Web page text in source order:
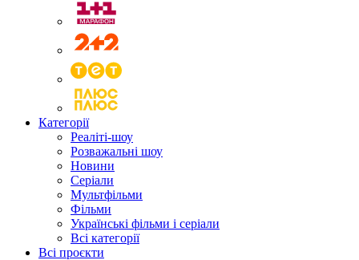
Категорії
Реаліті-шоу
Розважальні шоу
Новини
Серіали
Мультфільми
Фільми
Українські фільми і серіали
Всі категорії
Всі проєкти